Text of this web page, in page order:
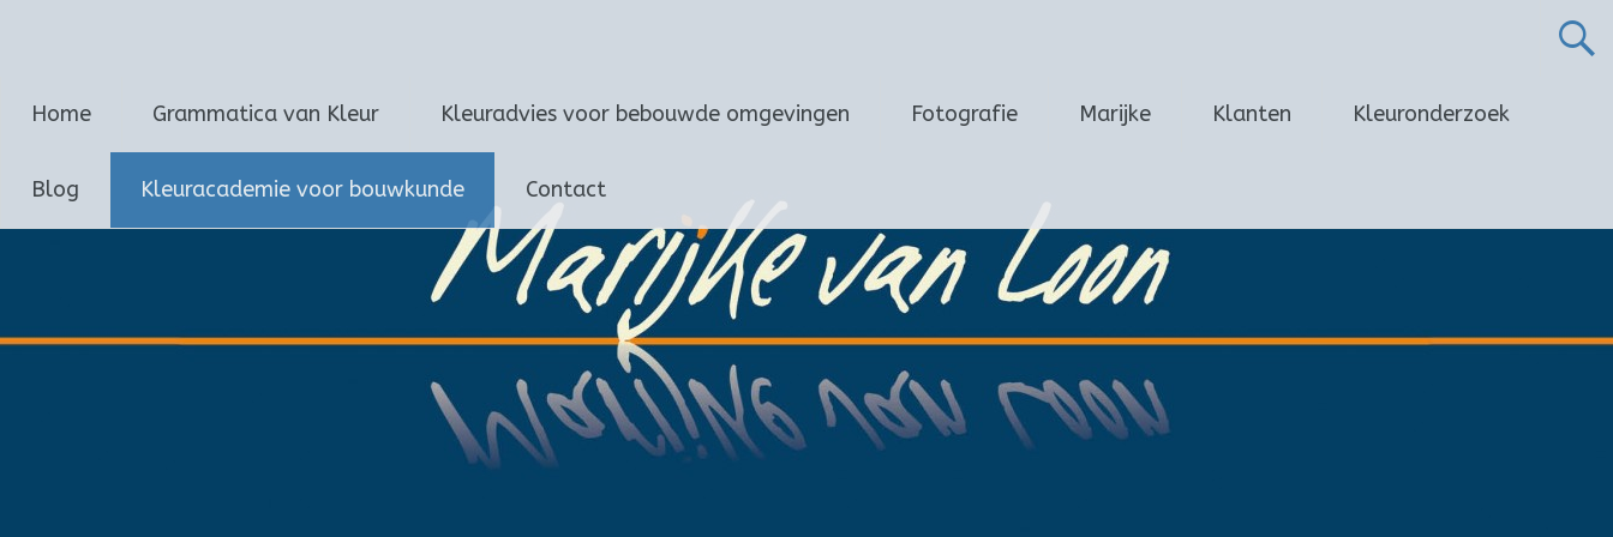
naar
inhoud
Home Grammatica van Kleur Kleuradvies voor bebouwde omgevingen Fotografie Marijke Klanten Kleuronderzoek
Blog Kleuracademie voor bouwkunde Contact